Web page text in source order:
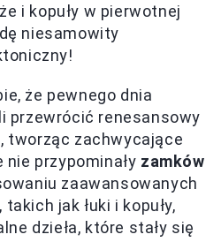
i kopuły w pierwotnej
niesamowity
że pewnego dnia
przewrócić renesansowy
tworząc zachwycające
przypominały zamków
zaawansowanych
jak łuki i kopuły,
dzieła, które stały się